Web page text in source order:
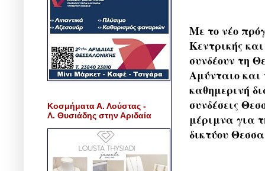
Με το νέο
Κεντρικής
συνδέουν τη
Αμύνταιο και
καθημερινή
συνδέσεις
μέριμνα για
δικτύου
Κοσμήματα Α. Λούστας -
Λ. Θυσιάδης στην Αριδαία